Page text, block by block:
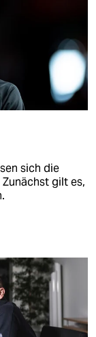
sich die
gilt es,